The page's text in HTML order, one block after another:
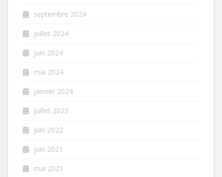
septembre 2024
juillet 2024
juin 2024
mai 2024
janvier 2024
juillet 2023
juin 2022
juin 2021
mai 2021